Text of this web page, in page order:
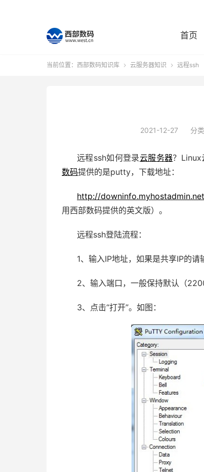
首页
当前位置： 西部数码知识库  云服务器知识  远程ssh
2021-12-27 分类
远程ssh如何登录云服务器？Linux
数码提供的是putty，下载地址：
http://
用西部数码提供的英文版）。
远程ssh登陆流程：
1、输入IP地址，如果是共享IP的请
2、输入端口，一般保持默认（
3、点击“打开”。如图：